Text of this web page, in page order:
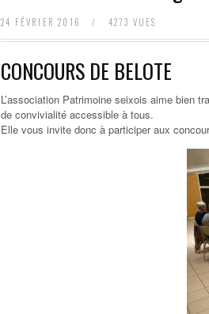
24 FÉVRIER 2016 / 4273 VUES
CONCOURS DE BELOTE
L’association Patrimoine seixois aime bien
de convivialité accessible à tous.
Elle vous invite donc à participer aux